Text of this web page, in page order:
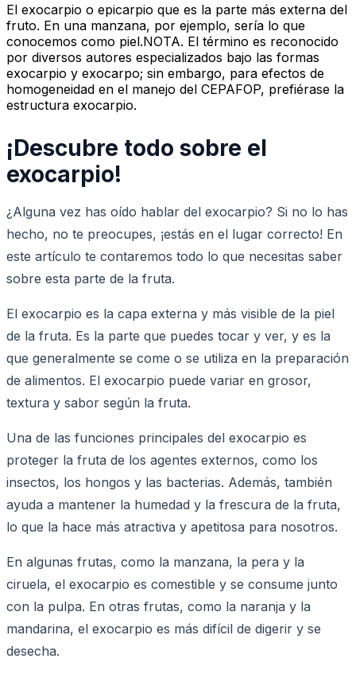
El exocarpio o epicarpio que es la parte más externa del
fruto. En una manzana, por ejemplo, sería lo que
conocemos como piel.NOTA. El término es reconocido
por diversos autores especializados bajo las formas
exocarpio y exocarpo; sin embargo, para efectos de
homogeneidad en el manejo del CEPAFOP, prefiérase la
estructura exocarpio.
¡Descubre todo sobre el
exocarpio!
¿Alguna vez has oído hablar del exocarpio? Si no lo has
hecho, no te preocupes, ¡estás en el lugar correcto! En
este artículo te contaremos todo lo que necesitas saber
sobre esta parte de la fruta.
El exocarpio es la capa externa y más visible de la piel
de la fruta. Es la parte que puedes tocar y ver, y es la
que generalmente se come o se utiliza en la preparación
de alimentos. El exocarpio puede variar en grosor,
textura y sabor según la fruta.
Una de las funciones principales del exocarpio es
proteger la fruta de los agentes externos, como los
insectos, los hongos y las bacterias. Además, también
ayuda a mantener la humedad y la frescura de la fruta,
lo que la hace más atractiva y apetitosa para nosotros.
En algunas frutas, como la manzana, la pera y la
ciruela, el exocarpio es comestible y se consume junto
con la pulpa. En otras frutas, como la naranja y la
mandarina, el exocarpio es más difícil de digerir y se
desecha.